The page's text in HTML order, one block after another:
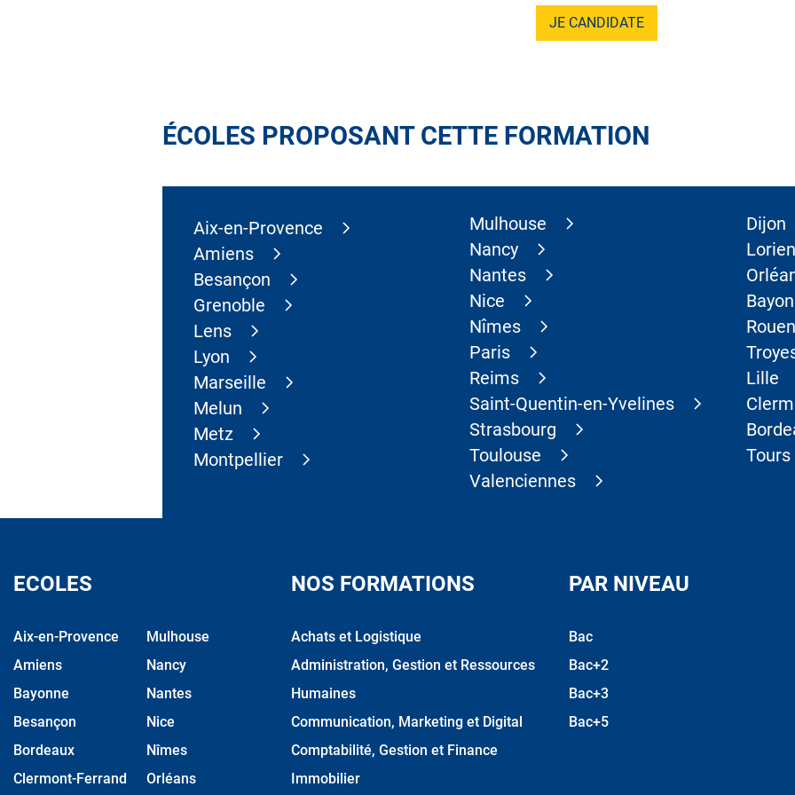
JE CANDIDATE
ÉCOLES PROPOSANT CETTE FORMATION
Aix-en-Provence
Amiens
Besançon
Grenoble
Lens
Lyon
Marseille
Melun
Metz
Montpellier
Mulhouse
Nancy
Nantes
Nice
Nîmes
Paris
Reims
Saint-Quentin-en-Yvelines
Strasbourg
Toulouse
Valenciennes
Dijon
Rouen
Lille
Tours
ECOLES
Aix-en-Provence
Amiens
Bayonne
Besançon
Bordeaux
Clermont-Ferrand
Mulhouse
Nancy
Nantes
Nice
Nîmes
Orléans
NOS FORMATIONS
Achats et Logistique
Administration, Gestion et Ressources
Humaines
Communication, Marketing et Digital
Comptabilité, Gestion et Finance
Immobilier
PAR NIVEAU
Bac
Bac+2
Bac+3
Bac+5